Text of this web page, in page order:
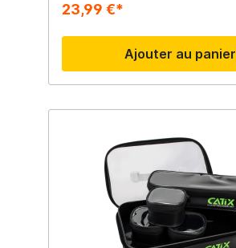
23,99 €*
Ajouter au panier